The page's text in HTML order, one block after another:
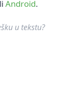
Android.
u tekstu?